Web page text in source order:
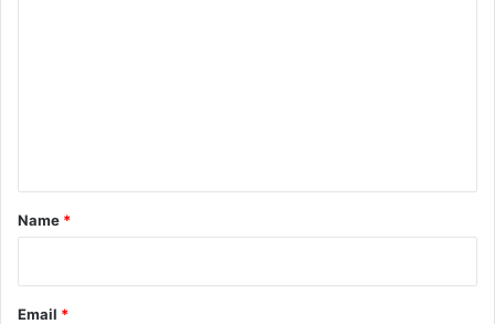
*
Name *
Email *